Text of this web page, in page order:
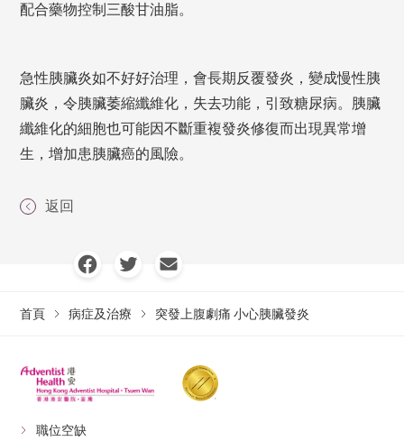
配合藥物控制三酸甘油脂。
急性胰臟炎如不好好治理，會長期反覆發炎，變成慢性胰
臟炎，令胰臟萎縮纖維化，失去功能，引致糖尿病。胰臟
纖維化的細胞也可能因不斷重複發炎修復而出現異常增
生，增加患胰臟癌的風險。
返回
首頁 病症及治療 突發上腹劇痛 小心胰臟發炎
職位空缺